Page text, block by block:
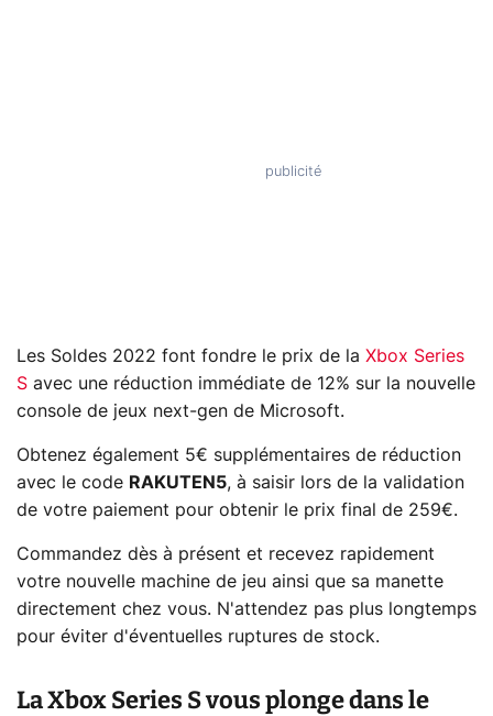
Les Soldes 2022 font fondre le prix de la Xbox Series
S avec une réduction immédiate de 12% sur la nouvelle
console de jeux next-gen de Microsoft.
Obtenez également 5€ supplémentaires de réduction
avec le code RAKUTEN5, à saisir lors de la validation
de votre paiement pour obtenir le prix final de 259€.
Commandez dès à présent et recevez rapidement
votre nouvelle machine de jeu ainsi que sa manette
directement chez vous. N'attendez pas plus longtemps
pour éviter d'éventuelles ruptures de stock.
La Xbox Series S vous plonge dans le